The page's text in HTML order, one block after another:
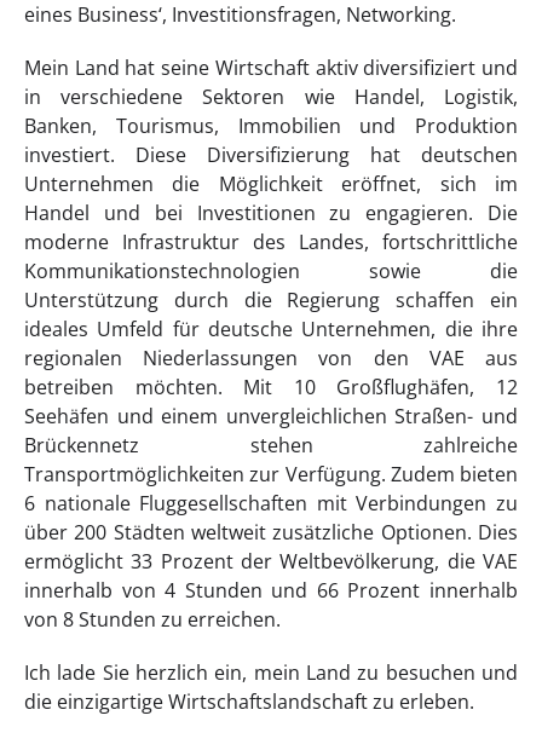
eines Business‘, Investitionsfragen, Networking.
Mein Land hat seine Wirtschaft aktiv diversifiziert und
in verschiedene Sektoren wie Handel, Logistik,
Banken, Tourismus, Immobilien und Produktion
investiert. Diese Diversifizierung hat deutschen
Unternehmen die Möglichkeit eröffnet, sich im
Handel und bei Investitionen zu engagieren. Die
moderne Infrastruktur des Landes, fortschrittliche
Kommunikationstechnologien sowie die
Unterstützung durch die Regierung schaffen ein
ideales Umfeld für deutsche Unternehmen, die ihre
regionalen Niederlassungen von den VAE aus
betreiben möchten. Mit 10 Großflughäfen, 12
Seehäfen und einem unvergleichlichen Straßen- und
Brückennetz stehen zahlreiche
Transportmöglichkeiten zur Verfügung. Zudem bieten
6 nationale Fluggesellschaften mit Verbindungen zu
über 200 Städten weltweit zusätzliche Optionen. Dies
ermöglicht 33 Prozent der Weltbevölkerung, die VAE
innerhalb von 4 Stunden und 66 Prozent innerhalb
von 8 Stunden zu erreichen.
Ich lade Sie herzlich ein, mein Land zu besuchen und
die einzigartige Wirtschaftslandschaft zu erleben.